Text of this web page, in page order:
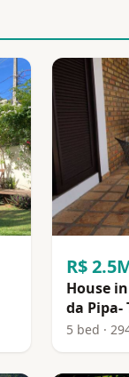
R$
House
da Pipa-
5 bed ·